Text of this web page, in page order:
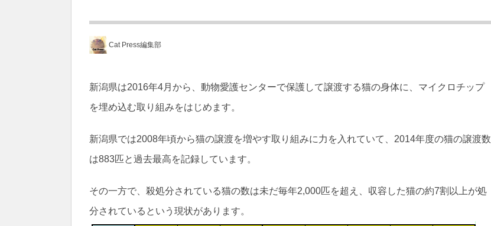
Cat Press編集部
新潟県は2016年4月から、動物愛護センターで保護して譲渡する猫の身体に、マイクロチップ
を埋め込む取り組みをはじめます。
新潟県では2008年頃から猫の譲渡を増やす取り組みに力を入れていて、2014年度の猫の譲渡数
は883匹と過去最高を記録しています。
その一方で、殺処分されている猫の数は未だ毎年2,000匹を超え、収容した猫の約7割以上が処
分されているという現状があります。